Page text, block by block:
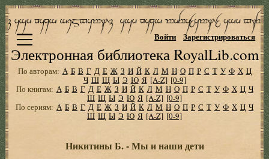
Электронная библиотека RoyalLib.com
Войти Зарегистрироваться
По авторам: А Б В Г Д Е Ж З И Й К Л М Н О П Р С Т У Ф Х Ц
Ч Ш Щ Ы Э Ю Я [A-Z] [0-9]
По книгам: А Б В Г Д Е Ж З И Й К Л М Н О П Р С Т У Ф Х Ц Ч
Ш Щ Ы Э Ю Я [A-Z] [0-9]
По сериям: А Б В Г Д Е Ж З И Й К Л М Н О П Р С Т У Ф Х Ц Ч
Ш Щ Ы Э Ю Я [A-Z] [0-9]
Никитины Б. - Мы и наши дети